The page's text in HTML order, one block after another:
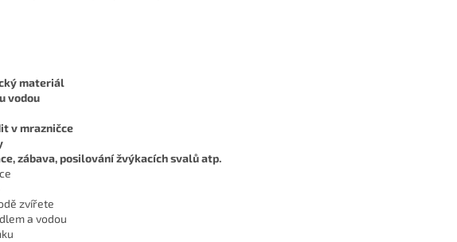
materiál
vodou
v mrazničce
zábava, posilování žvýkacích svalů atp.
zvířete
a vodou